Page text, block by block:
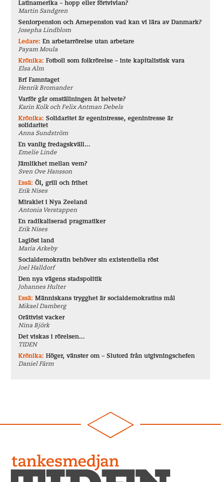
Latinamerika – hopp eller förtvivlan?
Martin Sandgren
Seniorpension och Arnepension vad kan vi lära av Danmark?
Josepha Lindblom
Ledare:En arbetarrörelse utan arbetare
Payam Moula
Krönika:Fotboll som folkrörelse – inte kapitalistisk vara
Elsa Alm
Brf Famntaget
Henrik Bromander
Varför går omställningen åt helvete?
Karin Kolk och Felix Antman Debels
Krönika:Solidaritet är egenintresse, egenintresse är
solidaritet
Anna Sundström
En vanlig fredagskväll…
Emelie Linde
Jämlikhet mellan vem?
Sven Ove Hansson
Essä:Öl, grill och frihet
Erik Nises
Miraklet i Nya Zeeland
Antonia Verstappen
En radikaliserad pragmatiker
Erik Nises
Laglöst land
Maria Arkeby
Socialdemokratin behöver sin existentiella röst
Joel Halldorf
Den nya vägens stadspolitik
Johannes Hulter
Essä:Människans trygghet är socialdemokratins mål
Mikael Damberg
Orättvist vacker
Nina Björk
Det viskas i rörelsen…
TIDEN
Krönika:Höger, vänster om – Slutord från utgivningschefen
Daniel Färm